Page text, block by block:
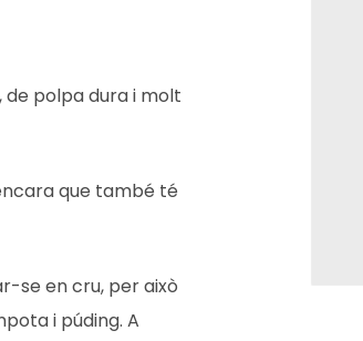
de polpa dura i molt
que també té
se en cru, per això
i púding. A